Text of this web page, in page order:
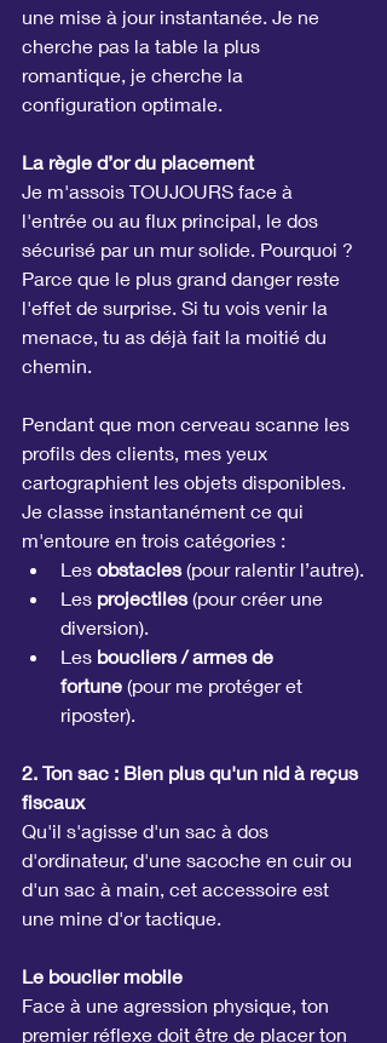
une mise à jour instantanée. Je ne
cherche pas la table la plus
romantique, je cherche la
configuration optimale.
La règle d’or du placement
Je m'assois TOUJOURS face à
l'entrée ou au flux principal, le dos
sécurisé par un mur solide. Pourquoi ?
Parce que le plus grand danger reste
l'effet de surprise. Si tu vois venir la
menace, tu as déjà fait la moitié du
chemin.
Pendant que mon cerveau scanne les
profils des clients, mes yeux
cartographient les objets disponibles.
Je classe instantanément ce qui
m'entoure en trois catégories :
Les obstacles (pour ralentir l’autre).
Les projectiles (pour créer une
diversion).
Les boucliers / armes de
fortune (pour me protéger et
riposter).
2. Ton sac : Bien plus qu'un nid à reçus
fiscaux
Qu'il s'agisse d'un sac à dos
d'ordinateur, d'une sacoche en cuir ou
d'un sac à main, cet accessoire est
une mine d'or tactique.
Le bouclier mobile
Face à une agression physique, ton
premier réflexe doit être de placer ton